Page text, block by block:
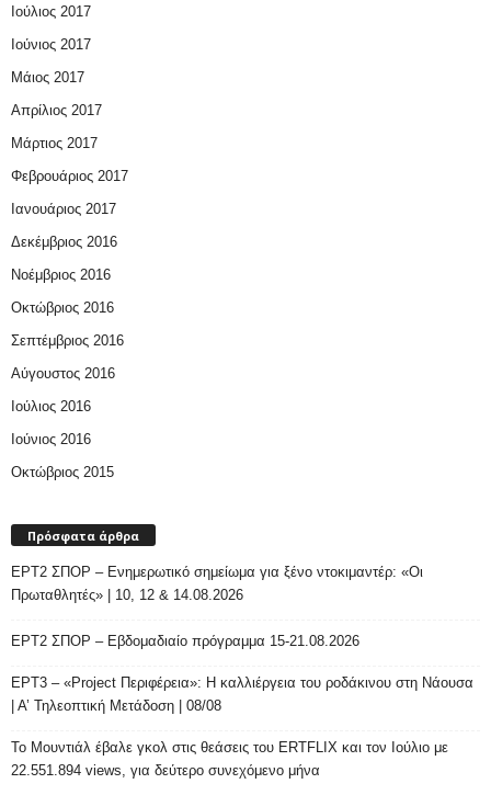
Ιούλιος 2017
Ιούνιος 2017
Μάιος 2017
Απρίλιος 2017
Μάρτιος 2017
Φεβρουάριος 2017
Ιανουάριος 2017
Δεκέμβριος 2016
Νοέμβριος 2016
Οκτώβριος 2016
Σεπτέμβριος 2016
Αύγουστος 2016
Ιούλιος 2016
Ιούνιος 2016
Οκτώβριος 2015
Πρόσφατα άρθρα
ΕΡΤ2 ΣΠΟΡ – Ενημερωτικό σημείωμα για ξένο ντοκιμαντέρ: «Οι
Πρωταθλητές» | 10, 12 & 14.08.2026
ΕΡΤ2 ΣΠΟΡ – Εβδομαδιαίο πρόγραμμα 15-21.08.2026
ΕΡΤ3 – «Project Περιφέρεια»: Η καλλιέργεια του ροδάκινου στη Νάουσα
| Α’ Τηλεοπτική Μετάδοση | 08/08
Το Μουντιάλ έβαλε γκολ στις θεάσεις του ERTFLIX και τον Ιούλιο με
22.551.894 views, για δεύτερο συνεχόμενο μήνα